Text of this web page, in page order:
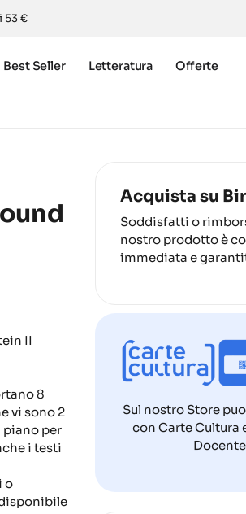
53 €
Best Seller Letteratura Offerte
II
8
vi sono 2
piano per
i testi
o
Acquista su
Soddisfatti o
nostro prodotto è
immediata e
Sul nostro Store
con Carte Cultura
Docente